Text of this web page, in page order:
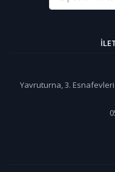
Yavruturna, 3.